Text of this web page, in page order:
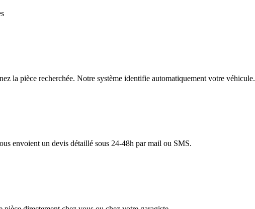
la pièce recherchée. Notre système identifie automatiquement votre véhicule.
envoient un devis détaillé sous 24-48h par mail ou SMS.